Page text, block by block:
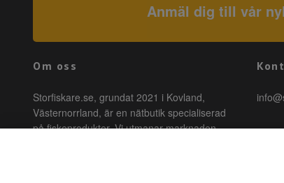
Anmäl dig till vår
Om oss
Storfiskare.se, grundat 2021 i Kovland,
Västernorrland, är en nätbutik specialiserad
på fiskeprodukter. Vi utmanar marknaden